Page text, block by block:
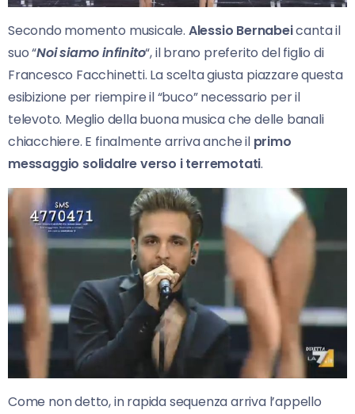
Secondo momento musicale. Alessio Bernabeicanta il
suo “Noi siamo infinito“, il brano preferito del figlio di
Francesco Facchinetti. La scelta giusta piazzare questa
esibizione per riempire il “buco” necessario per il
televoto. Meglio della buona musica che delle banali
chiacchiere. E finalmente arriva anche il primo
messaggio solidalre verso i terremotati.
Come non detto, in rapida sequenza arriva l’appello